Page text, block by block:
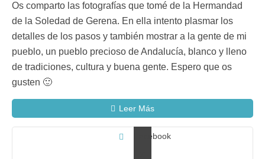
Os comparto las fotografías que tomé de la Hermandad
de la Soledad de Gerena. En ella intento plasmar los
detalles de los pasos y también mostrar a la gente de mi
pueblo, un pueblo precioso de Andalucía, blanco y lleno
de tradiciones, cultura y buena gente. Espero que os
gusten 🙂
Leer Más
Facebook